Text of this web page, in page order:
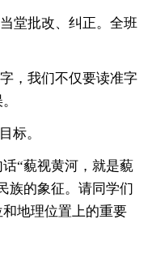
堂批改、纠正。全班
，我们不仅要读准字
标。
“藐视黄河，就是藐
族的象征。请同学们
地理位置上的重要